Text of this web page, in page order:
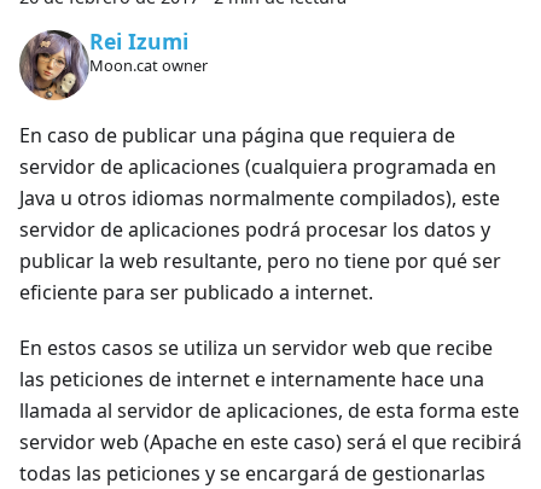
Rei Izumi
Moon.cat owner
En caso de publicar una página que requiera de
servidor de aplicaciones (cualquiera programada en
Java u otros idiomas normalmente compilados), este
servidor de aplicaciones podrá procesar los datos y
publicar la web resultante, pero no tiene por qué ser
eficiente para ser publicado a internet.
En estos casos se utiliza un servidor web que recibe
las peticiones de internet e internamente hace una
llamada al servidor de aplicaciones, de esta forma este
servidor web (Apache en este caso) será el que recibirá
todas las peticiones y se encargará de gestionarlas